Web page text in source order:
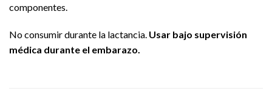
componentes.
No consumir durante la lactancia. Usar bajo supervisión
médica durante el embarazo.